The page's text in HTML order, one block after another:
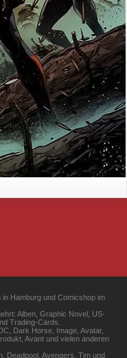
Hamburg und Comicshop im
Alben, Graphic Novel, US-
Trading-Cards.
Dark Horse, Image, Avatar,
Avant und vielen anderen
Deadpool, Avengers, Tim und